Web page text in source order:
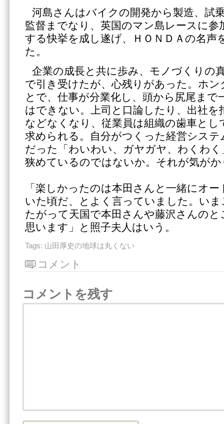
河島さんはバイクの開発から製造、試
監督までなり、英国のマン島レースに参
する快挙を成し遂げ、ＨＯＮＤＡの名声
た。
企業の成長と共に歩み、モノづくりの
で引き受けたが、心残りがあった。ホ
とで、仕事が分業化し、頭から尻尾まで
はできない。上司と口論したり、出社
などなくなり、従業員は組織の歯車とし
求められる。自分がつくった経営シス
だった「わいわい、ガヤガヤ、わくわ
狭めているのではないか。それが気が
「楽しかったのは本田さんと一緒にオ
いた頃だ、とよく言っていました。い
たがって天国で本田さんや藤沢さんの
思います」と照子夫人はいう。
Tags: 山田厚史の地球は丸くない
コメント
コメントを残す